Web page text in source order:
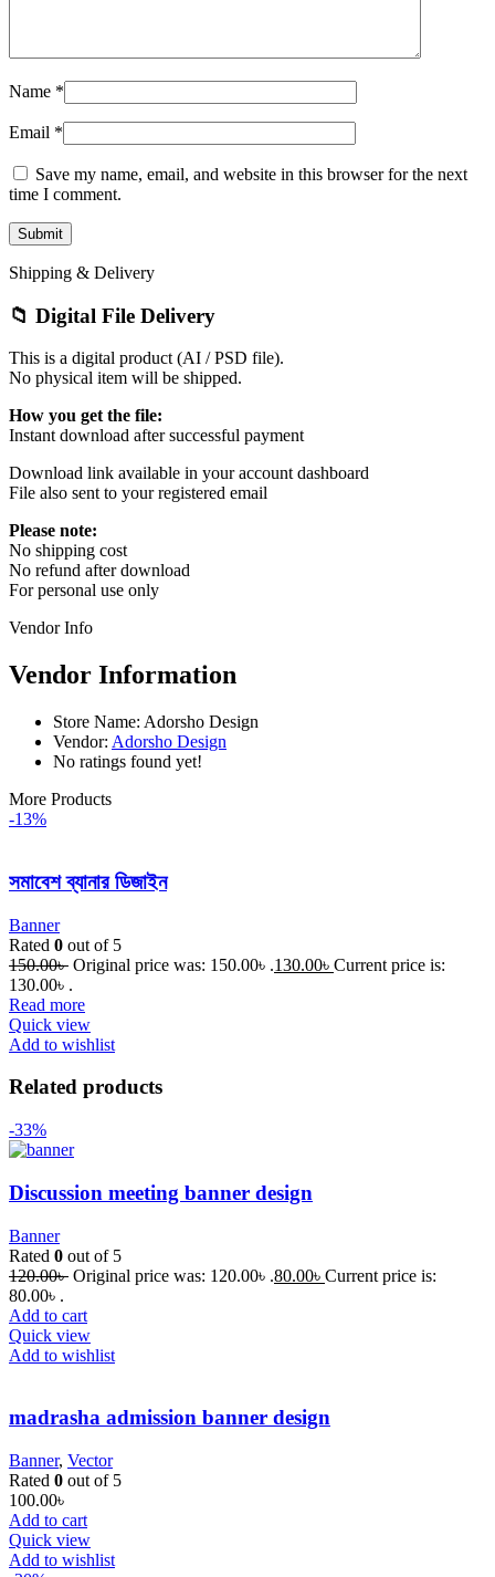
Name *
Email *
Save my name, email, and website in this browser for the next
time I comment.
Shipping & Delivery
📁 Digital File Delivery
This is a digital product (AI / PSD file).
No physical item will be shipped.
How you get the file:
Instant download after successful payment
Download link available in your account dashboard
File also sent to your registered email
Please note:
No shipping cost
No refund after download
For personal use only
Vendor Info
Vendor Information
Store Name: Adorsho Design
Vendor: Adorsho Design
No ratings found yet!
More Products
-13%
সমাবেশ ব্যানার ডিজাইন
Banner
Rated 0 out of 5
150.00৳ Original price was: 150.00৳ .130.00৳ Current price is:
130.00৳ .
Read more
Quick view
Add to wishlist
Related products
-33%
Discussion meeting banner design
Banner
Rated 0 out of 5
120.00৳ Original price was: 120.00৳ .80.00৳ Current price is:
80.00৳ .
Add to cart
Quick view
Add to wishlist
madrasha admission banner design
Banner, Vector
Rated 0 out of 5
100.00৳
Add to cart
Quick view
Add to wishlist